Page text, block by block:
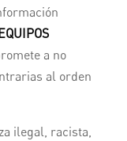
a no
al orden
ilegal, racista,